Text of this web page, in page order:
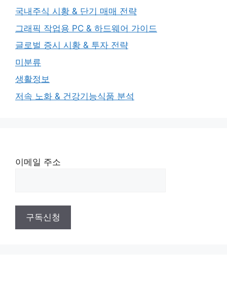
국내주식 시황 & 단기 매매 전략
그래픽 작업용 PC & 하드웨어 가이드
글로벌 증시 시황 & 투자 전략
미분류
생활정보
저속 노화 & 건강기능식품 분석
이메일 주소